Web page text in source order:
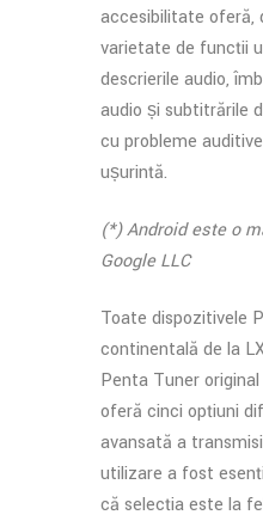
accesibilitate oferă,
varietate de funcții
descrierile audio,
audio și subtitrările
cu probleme
ușurință.
(*) Android este o
Google LLC
Toate dispozitivele
continentală de la
Penta Tuner
oferă cinci opțiuni
avansată a
utilizare a fost
că selecția este la